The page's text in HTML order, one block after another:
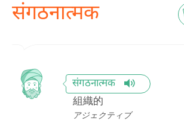
संगठनात्मक
संगठनात्मक
組織的
アジェクティブ